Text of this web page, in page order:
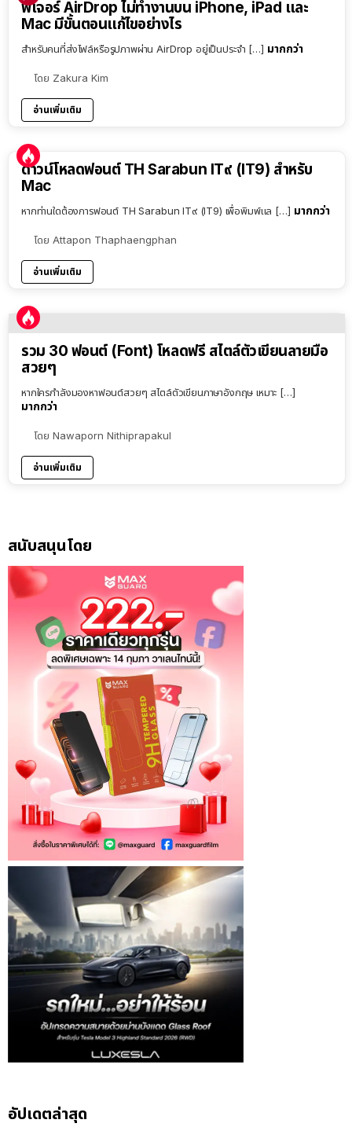
ฟีเจอร์ AirDrop ไม่ทำงานบน iPhone, iPad และ
Mac มีขั้นตอนแก้ไขอย่างไร
สำหรับคนที่ส่งไฟล์หรือรูปภาพผ่าน AirDrop อยู่เป็นประจำ […] มากกว่า
โดย Zakura Kim
อ่านเพิ่มเติม
ดาวน์โหลดฟอนต์ TH Sarabun IT๙ (IT9) สำหรับ
Mac
หากท่านใดต้องการฟอนต์ TH Sarabun IT๙ (IT9) เพื่อพิมพ์แล […] มากกว่า
โดย Attapon Thaphaengphan
อ่านเพิ่มเติม
รวม 30 ฟอนต์ (Font) โหลดฟรี สไตล์ตัวเขียนลายมือ
สวยๆ
หากใครกำลังมองหาฟอนต์สวยๆ สไตล์ตัวเขียนภาษาอังกฤษ เหมาะ […]
มากกว่า
โดย Nawaporn Nithiprapakul
อ่านเพิ่มเติม
สนับสนุนโดย
อัปเดตล่าสุด